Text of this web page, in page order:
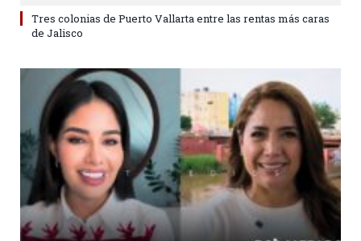
Tres colonias de Puerto Vallarta entre las rentas más caras
de Jalisco